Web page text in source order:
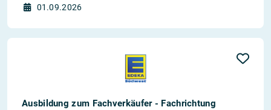
01.09.2026
Ausbildung zum Fachverkäufer - Fachrichtung